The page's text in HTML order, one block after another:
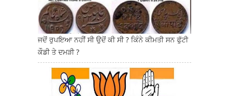
ਜਦੋਂ ਰੁਪਇਆ ਨਹੀਂ ਸੀ ਉਦੋਂ ਕੀ ਸੀ ? ਕਿੰਨੇ ਕੀਮਤੀ ਸਨ ਫੁੱਟੀ
ਕੌਡੀ ਤੇ ਦਮੜੀ ?